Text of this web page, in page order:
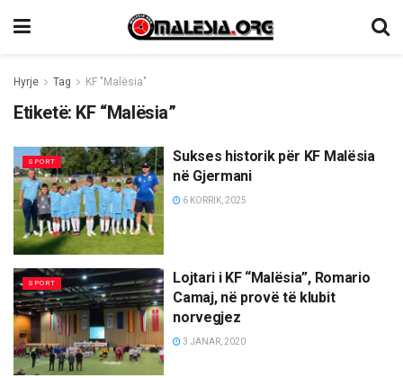
Hyrje Tag KF "Malësia"
Etiketë: KF “Malësia”
SPORT
Sukses historik për KF Malësia
në Gjermani
6 KORRIK, 2025
SPORT
Lojtari i KF “Malësia”, Romario
Camaj, në provë të klubit
norvegjez
3 JANAR, 2020